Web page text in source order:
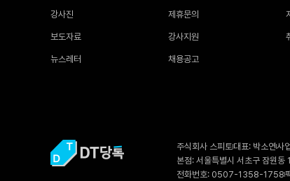
강사진
보도자료
뉴스레터
제휴문의
강사지원
채용공고
주식회사 스피토대표: 박소연사
본점: 서울특별시 서초구 잠원
전화번호: 0507-1358-1758